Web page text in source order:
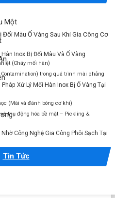
Một
Tin Tức
Đổi Màu Ố Vàng Sau Khi Gia Công Cơ
Inox Bị Đổi Màu Và Ố Vàng
(Cháy mối hàn)
trong quá trình mài phẳng
Xử Lý Mối Hàn Inox Bị Ố Vàng Tại
(Mài và đánh bóng cơ khí)
thụ động hóa bề mặt – Pickling &
Công Nghệ Gia Công Phôi Sạch Tại
Tư Chuẩn CO CQ Tại Tổng Kho Tứ